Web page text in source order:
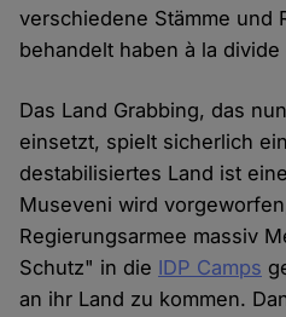
verschiedene Stämme und
behandelt haben à la divide
Das Land Grabbing, das
einsetzt, spielt sicherlich
destabilisiertes Land ist
Museveni wird
Regierungsarmee massiv
Schutz" in die IDP Camps
an ihr Land zu kommen.